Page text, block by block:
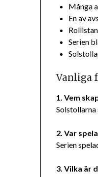
Många
En av
Serien
Vanliga
1. Vem
Solstollarna
2. Var
Serien
3. Vilka är